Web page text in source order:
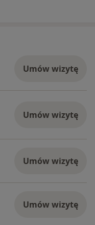
Umów wizytę
Umów wizytę
Umów wizytę
Umów wizytę